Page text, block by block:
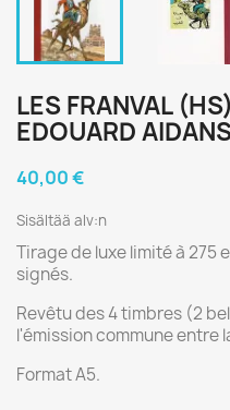
LES FRANVAL
EDOUARD
40,00 €
Sisältää alv:n
Tirage de luxe limité à 275
signés.
Revêtu des 4 timbres (2
l'émission commune entre
Format A5.